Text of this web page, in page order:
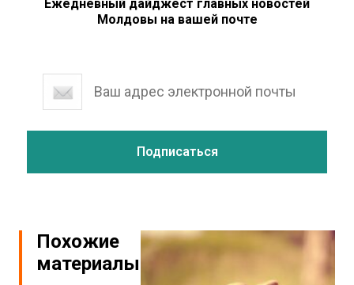
Ежедневный дайджест главных новостей
Молдовы на вашей почте
Похожие
материалы